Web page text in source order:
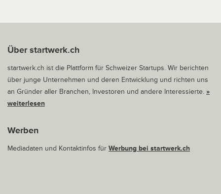
Über startwerk.ch
startwerk.ch ist die Plattform für Schweizer Startups. Wir berichten
über junge Unternehmen und deren Entwicklung und richten uns
an Gründer aller Branchen, Investoren und andere Interessierte. »
weiterlesen
Werben
Mediadaten und Kontaktinfos für Werbung bei startwerk.ch